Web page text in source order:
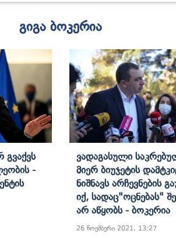
გიგა ბოკერია
Გვაქვს
-
Ვადაგასული
Მიერ Ბიუჯეტის
Ნიშნავს Არჩევნების
Იქ, Სადაც"ოცნებას"
Არ Აწყობს - Ბოკერია
26 ნოემბერი 2021, 13:27